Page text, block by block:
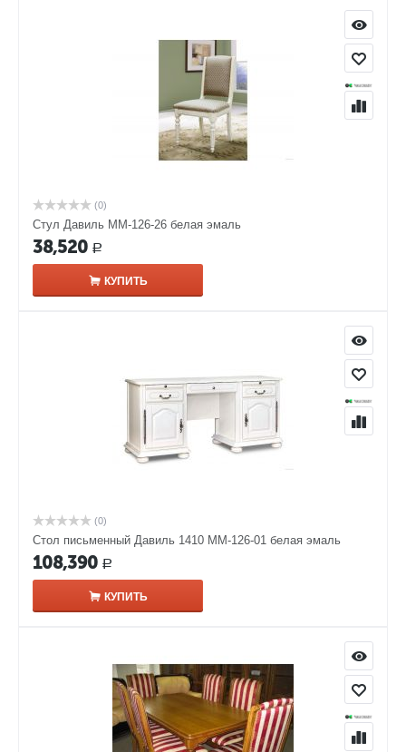
(0)
Стул Давиль ММ-126-26 белая эмаль
38,520 Р
КУПИТЬ
(0)
Стол письменный Давиль 1410 ММ-126-01 белая эмаль
108,390 Р
КУПИТЬ